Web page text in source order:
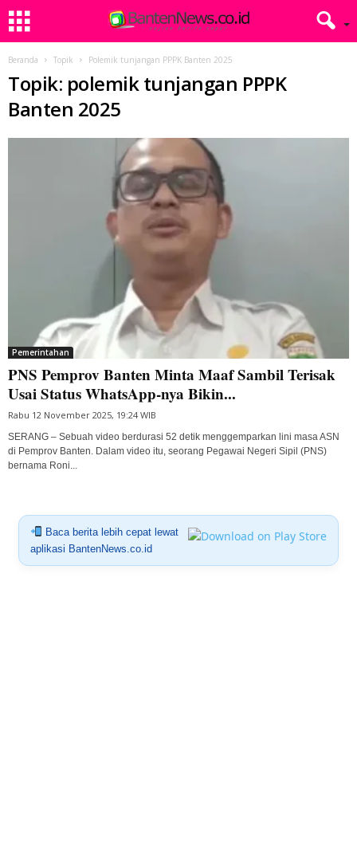
Beranda Topik Polemik tunjangan PPPK Banten 2025
Topik: polemik tunjangan PPPK
Banten 2025
Pemerintahan
PNS Pemprov Banten Minta Maaf Sambil Terisak
Usai Status WhatsApp-nya Bikin...
Rabu 12 November 2025, 19:24 WIB
SERANG – Sebuah video berdurasi 52 detik menggemparkan lini masa ASN
di Pemprov Banten. Dalam video itu, seorang Pegawai Negeri Sipil (PNS)
bernama Roni...
Baca berita lebih cepat lewat
aplikasi BantenNews.co.id